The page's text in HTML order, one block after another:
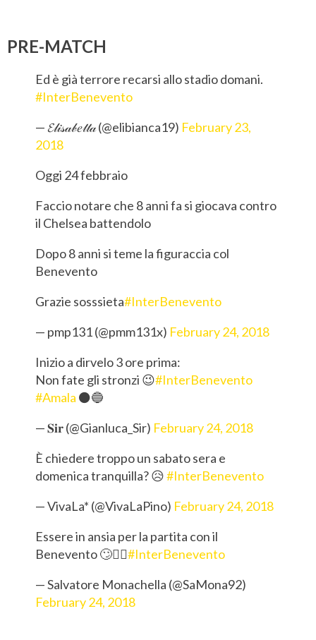
PRE-MATCH
Ed è già terrore recarsi allo stadio domani.
#InterBenevento
— 𝓔𝓁𝒾𝓈𝒶𝒷𝑒𝓉𝓉𝒶 (@elibianca19) February 23,
2018
Oggi 24 febbraio
Faccio notare che 8 anni fa si giocava contro
il Chelsea battendolo
Dopo 8 anni si teme la figuraccia col
Benevento
Grazie sosssieta#InterBenevento
— pmp131 (@pmm131x) February 24, 2018
Inizio a dirvelo 3 ore prima:
Non fate gli stronzi 😉#InterBenevento
#Amala ⚫️🔵
— 𝐒𝐢𝐫 (@Gianluca_Sir) February 24, 2018
È chiedere troppo un sabato sera e
domenica tranquilla? 😥#InterBenevento
— VivaLa* (@VivaLaPino) February 24, 2018
Essere in ansia per la partita con il
Benevento 🙄🤦‍♂️#InterBenevento
— Salvatore Monachella (@SaMona92)
February 24, 2018